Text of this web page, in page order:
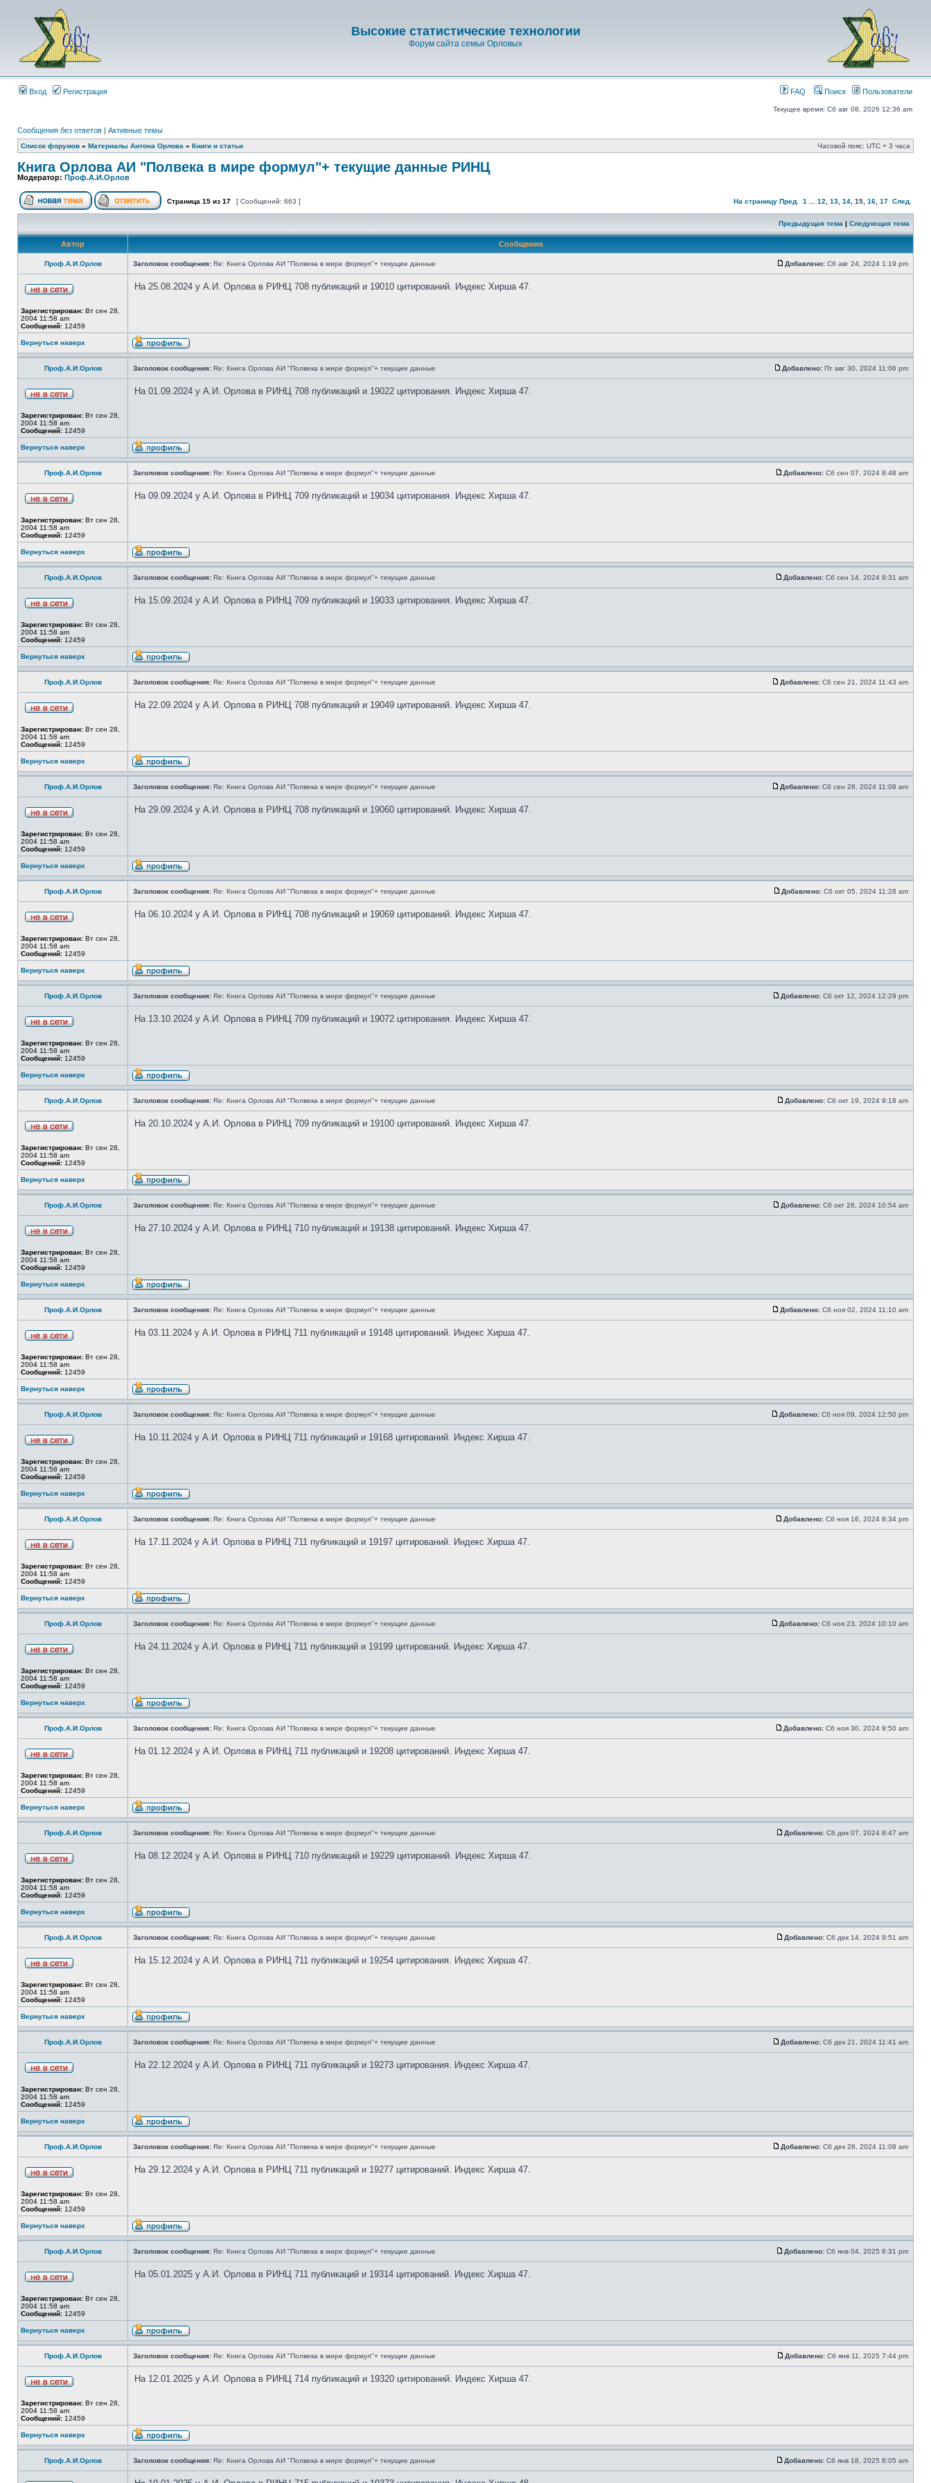
Высокие статистические технологии
Форум сайта семьи Орловых
Вход Регистрация FAQ Поиск Пользователи
Текущее время: Сб авг 08, 2026 12:36 am
Сообщения без ответов | Активные темы
Список форумов » Материалы Антона Орлова » Книги и статьи Часовой пояс: UTC + 3 часа
Книга Орлова АИ "Полвека в мире формул"+ текущие данные РИНЦ
Модератор: Проф.А.И.Орлов
Страница 15 из 17 [ Сообщений: 663 ] На страницу Пред. 1 12 13 14 15 16 17 След.
Предыдущая тема | Следующая тема
Автор Сообщение
Проф.А.И.Орлов Заголовок сообщения: Re: Книга Орлова АИ "Полвека в мире формул"+ текущие данные Добавлено: Сб авг 24, 2024 1:19 pm
Зарегистрирован: Вт сен 28,
2004 11:58 am
Сообщений: 12459
На 25.08.2024 у А.И. Орлова в РИНЦ 708 публикаций и 19010 цитирований. Индекс Хирша 47.
Вернуться наверх
Проф.А.И.Орлов Заголовок сообщения: Re: Книга Орлова АИ "Полвека в мире формул"+ текущие данные Добавлено: Пт авг 30, 2024 11:06 pm
Зарегистрирован: Вт сен 28,
2004 11:58 am
Сообщений: 12459
На 01.09.2024 у А.И. Орлова в РИНЦ 708 публикаций и 19022 цитирования. Индекс Хирша 47.
Вернуться наверх
Проф.А.И.Орлов Заголовок сообщения: Re: Книга Орлова АИ "Полвека в мире формул"+ текущие данные Добавлено: Сб сен 07, 2024 8:48 am
Зарегистрирован: Вт сен 28,
2004 11:58 am
Сообщений: 12459
На 09.09.2024 у А.И. Орлова в РИНЦ 709 публикаций и 19034 цитирования. Индекс Хирша 47.
Вернуться наверх
Проф.А.И.Орлов Заголовок сообщения: Re: Книга Орлова АИ "Полвека в мире формул"+ текущие данные Добавлено: Сб сен 14, 2024 9:31 am
Зарегистрирован: Вт сен 28,
2004 11:58 am
Сообщений: 12459
На 15.09.2024 у А.И. Орлова в РИНЦ 709 публикаций и 19033 цитирования. Индекс Хирша 47.
Вернуться наверх
Проф.А.И.Орлов Заголовок сообщения: Re: Книга Орлова АИ "Полвека в мире формул"+ текущие данные Добавлено: Сб сен 21, 2024 11:43 am
Зарегистрирован: Вт сен 28,
2004 11:58 am
Сообщений: 12459
На 22.09.2024 у А.И. Орлова в РИНЦ 708 публикаций и 19049 цитирований. Индекс Хирша 47.
Вернуться наверх
Проф.А.И.Орлов Заголовок сообщения: Re: Книга Орлова АИ "Полвека в мире формул"+ текущие данные Добавлено: Сб сен 28, 2024 11:08 am
Зарегистрирован: Вт сен 28,
2004 11:58 am
Сообщений: 12459
На 29.09.2024 у А.И. Орлова в РИНЦ 708 публикаций и 19060 цитирований. Индекс Хирша 47.
Вернуться наверх
Проф.А.И.Орлов Заголовок сообщения: Re: Книга Орлова АИ "Полвека в мире формул"+ текущие данные Добавлено: Сб окт 05, 2024 11:28 am
Зарегистрирован: Вт сен 28,
2004 11:58 am
Сообщений: 12459
На 06.10.2024 у А.И. Орлова в РИНЦ 708 публикаций и 19069 цитирований. Индекс Хирша 47.
Вернуться наверх
Проф.А.И.Орлов Заголовок сообщения: Re: Книга Орлова АИ "Полвека в мире формул"+ текущие данные Добавлено: Сб окт 12, 2024 12:29 pm
Зарегистрирован: Вт сен 28,
2004 11:58 am
Сообщений: 12459
На 13.10.2024 у А.И. Орлова в РИНЦ 709 публикаций и 19072 цитирования. Индекс Хирша 47.
Вернуться наверх
Проф.А.И.Орлов Заголовок сообщения: Re: Книга Орлова АИ "Полвека в мире формул"+ текущие данные Добавлено: Сб окт 19, 2024 9:18 am
Зарегистрирован: Вт сен 28,
2004 11:58 am
Сообщений: 12459
На 20.10.2024 у А.И. Орлова в РИНЦ 709 публикаций и 19100 цитирований. Индекс Хирша 47.
Вернуться наверх
Проф.А.И.Орлов Заголовок сообщения: Re: Книга Орлова АИ "Полвека в мире формул"+ текущие данные Добавлено: Сб окт 26, 2024 10:54 am
Зарегистрирован: Вт сен 28,
2004 11:58 am
Сообщений: 12459
На 27.10.2024 у А.И. Орлова в РИНЦ 710 публикаций и 19138 цитирований. Индекс Хирша 47.
Вернуться наверх
Проф.А.И.Орлов Заголовок сообщения: Re: Книга Орлова АИ "Полвека в мире формул"+ текущие данные Добавлено: Сб ноя 02, 2024 11:10 am
Зарегистрирован: Вт сен 28,
2004 11:58 am
Сообщений: 12459
На 03.11.2024 у А.И. Орлова в РИНЦ 711 публикаций и 19148 цитирований. Индекс Хирша 47.
Вернуться наверх
Проф.А.И.Орлов Заголовок сообщения: Re: Книга Орлова АИ "Полвека в мире формул"+ текущие данные Добавлено: Сб ноя 09, 2024 12:50 pm
Зарегистрирован: Вт сен 28,
2004 11:58 am
Сообщений: 12459
На 10.11.2024 у А.И. Орлова в РИНЦ 711 публикаций и 19168 цитирований. Индекс Хирша 47.
Вернуться наверх
Проф.А.И.Орлов Заголовок сообщения: Re: Книга Орлова АИ "Полвека в мире формул"+ текущие данные Добавлено: Сб ноя 16, 2024 8:34 pm
Зарегистрирован: Вт сен 28,
2004 11:58 am
Сообщений: 12459
На 17.11.2024 у А.И. Орлова в РИНЦ 711 публикаций и 19197 цитирований. Индекс Хирша 47.
Вернуться наверх
Проф.А.И.Орлов Заголовок сообщения: Re: Книга Орлова АИ "Полвека в мире формул"+ текущие данные Добавлено: Сб ноя 23, 2024 10:10 am
Зарегистрирован: Вт сен 28,
2004 11:58 am
Сообщений: 12459
На 24.11.2024 у А.И. Орлова в РИНЦ 711 публикаций и 19199 цитирований. Индекс Хирша 47.
Вернуться наверх
Проф.А.И.Орлов Заголовок сообщения: Re: Книга Орлова АИ "Полвека в мире формул"+ текущие данные Добавлено: Сб ноя 30, 2024 9:50 am
Зарегистрирован: Вт сен 28,
2004 11:58 am
Сообщений: 12459
На 01.12.2024 у А.И. Орлова в РИНЦ 711 публикаций и 19208 цитирований. Индекс Хирша 47.
Вернуться наверх
Проф.А.И.Орлов Заголовок сообщения: Re: Книга Орлова АИ "Полвека в мире формул"+ текущие данные Добавлено: Сб дек 07, 2024 8:47 am
Зарегистрирован: Вт сен 28,
2004 11:58 am
Сообщений: 12459
На 08.12.2024 у А.И. Орлова в РИНЦ 710 публикаций и 19229 цитирований. Индекс Хирша 47.
Вернуться наверх
Проф.А.И.Орлов Заголовок сообщения: Re: Книга Орлова АИ "Полвека в мире формул"+ текущие данные Добавлено: Сб дек 14, 2024 9:51 am
Зарегистрирован: Вт сен 28,
2004 11:58 am
Сообщений: 12459
На 15.12.2024 у А.И. Орлова в РИНЦ 711 публикаций и 19254 цитирования. Индекс Хирша 47.
Вернуться наверх
Проф.А.И.Орлов Заголовок сообщения: Re: Книга Орлова АИ "Полвека в мире формул"+ текущие данные Добавлено: Сб дек 21, 2024 11:41 am
Зарегистрирован: Вт сен 28,
2004 11:58 am
Сообщений: 12459
На 22.12.2024 у А.И. Орлова в РИНЦ 711 публикаций и 19273 цитирования. Индекс Хирша 47.
Вернуться наверх
Проф.А.И.Орлов Заголовок сообщения: Re: Книга Орлова АИ "Полвека в мире формул"+ текущие данные Добавлено: Сб дек 28, 2024 11:08 am
Зарегистрирован: Вт сен 28,
2004 11:58 am
Сообщений: 12459
На 29.12.2024 у А.И. Орлова в РИНЦ 711 публикаций и 19277 цитирований. Индекс Хирша 47.
Вернуться наверх
Проф.А.И.Орлов Заголовок сообщения: Re: Книга Орлова АИ "Полвека в мире формул"+ текущие данные Добавлено: Сб янв 04, 2025 6:31 pm
Зарегистрирован: Вт сен 28,
2004 11:58 am
Сообщений: 12459
На 05.01.2025 у А.И. Орлова в РИНЦ 711 публикаций и 19314 цитирований. Индекс Хирша 47.
Вернуться наверх
Проф.А.И.Орлов Заголовок сообщения: Re: Книга Орлова АИ "Полвека в мире формул"+ текущие данные Добавлено: Сб янв 11, 2025 7:44 pm
Зарегистрирован: Вт сен 28,
2004 11:58 am
Сообщений: 12459
На 12.01.2025 у А.И. Орлова в РИНЦ 714 публикаций и 19320 цитирований. Индекс Хирша 47.
Вернуться наверх
Проф.А.И.Орлов Заголовок сообщения: Re: Книга Орлова АИ "Полвека в мире формул"+ текущие данные Добавлено: Сб янв 18, 2025 8:05 am